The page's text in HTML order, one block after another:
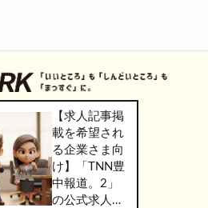
【求人記事掲
載を希望され
る企業さま向
け】「TNN豊
中報道。2」
の公式求人情